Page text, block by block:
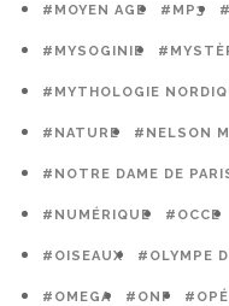
#MOYEN AGE #MP3
#MYSOGINIE
#MYTHOLOGIE
#NATURE #NELSON
#NOTRE DAME DE
#NUMÉRIQUE #OCCE
#OISEAUX #OLYMPE
#OMEGA #ONF